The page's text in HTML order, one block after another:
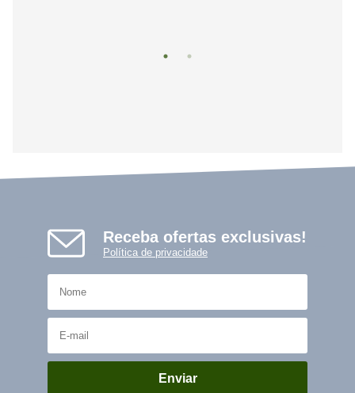
Receba ofertas exclusivas!
Política de privacidade
Enviar